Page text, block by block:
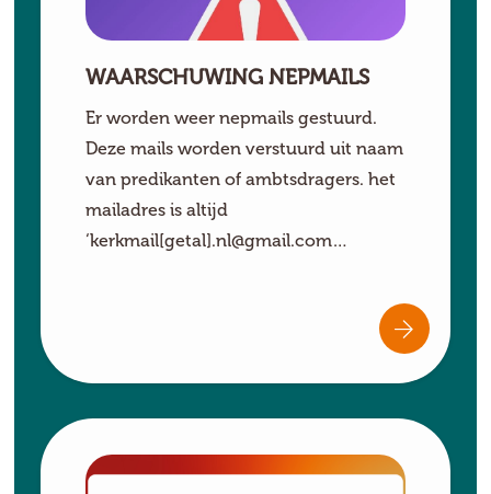
WAARSCHUWING NEPMAILS
Er worden weer nepmails gestuurd.
Deze mails worden verstuurd uit naam
van predikanten of ambtsdragers. het
mailadres is altijd
‘kerkmail[getal].nl@gmail.com…